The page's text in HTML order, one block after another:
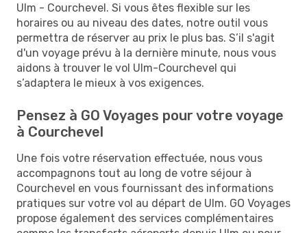
Ulm - Courchevel. Si vous êtes flexible sur les
horaires ou au niveau des dates, notre outil vous
permettra de réserver au prix le plus bas. S’il s'agit
d'un voyage prévu à la dernière minute, nous vous
aidons à trouver le vol Ulm-Courchevel qui
s’adaptera le mieux à vos exigences.
Pensez à GO Voyages pour votre voyage
à Courchevel
Une fois votre réservation effectuée, nous vous
accompagnons tout au long de votre séjour à
Courchevel en vous fournissant des informations
pratiques sur votre vol au départ de Ulm. GO Voyages
propose également des services complémentaires